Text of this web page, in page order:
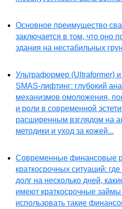
Основное преимущество
заключается в том, что оно
здания на нестабильных
Ультраформер (Ultraformer) и
SMAS-лифтинг: глубокий
механизмов омоложения,
и роли в современной
расширенным взглядом на
методики и уход за кожей...
Современные финансовые
краткосрочных ситуаций:
долг на несколько дней,
имеют краткосрочные займы
использовать такие